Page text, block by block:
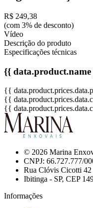
R$ 249,38
(com 3% de desconto)
Vídeo
Descrição do produto
Especificações técnicas
{{
{{
{{
{{
© 2026 Marina
CNPJ: 66.727.777/
Rua Clóvis Cicotti
Ibitinga - SP, CEP
Informações